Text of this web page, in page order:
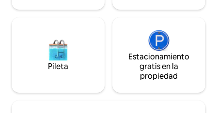
Pileta
Estacionamiento
gratis en la
propiedad